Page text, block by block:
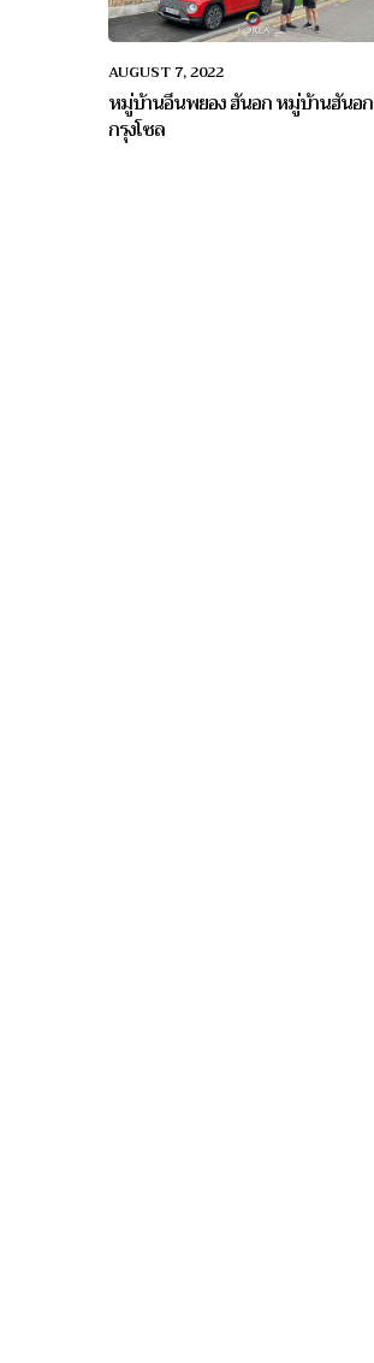
AUGUST 7, 2022
หมู่บ้านอึนพยอง ฮันอก หมู่บ้านฮันอก
กรุงโซล